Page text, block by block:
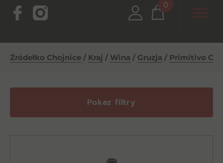
0
Źródełko Chojnice / Kraj / Wina / Gruzja / Primitivo
Pokaz filtry